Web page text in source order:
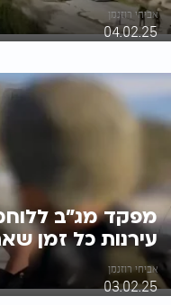
אביחי רוזנמן
04.02.25
מפקד מג"ב
עירנות כל זמן
אביחי רוזנמן
03.02.25